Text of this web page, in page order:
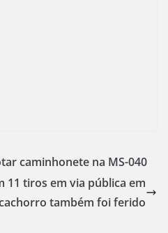
caminhonete na MS-040
11 tiros em via pública em
também foi ferido